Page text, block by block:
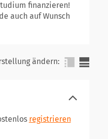
finanzieren!
auch auf Wunsch
ändern:
registrieren